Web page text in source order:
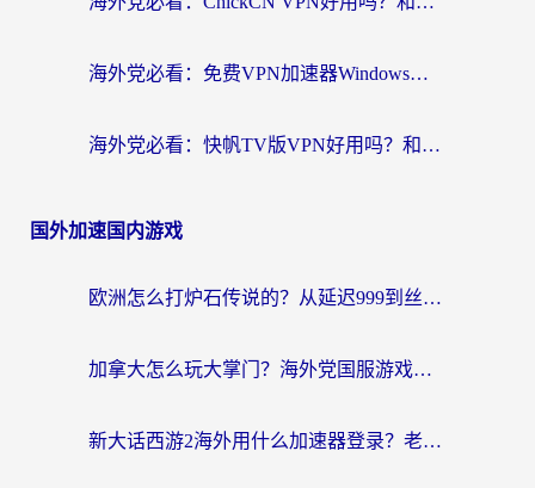
海外党必看：免费VPN加速器Windows版怎么选？附真实测评与无缝访问国内资源指南
海外党必看：快帆TV版VPN好用吗？和hi龟龟VPN对比哪个回国效果更好？附免费加速器选择指南
国外加速国内游戏
欧洲怎么打炉石传说的？从延迟999到丝滑上分，我找到了靠谱加速器
加拿大怎么玩大掌门？海外党国服游戏加速避坑指南（附实用工具推荐）
新大话西游2海外用什么加速器登录？老玩家亲测有效的国服游戏加速指南